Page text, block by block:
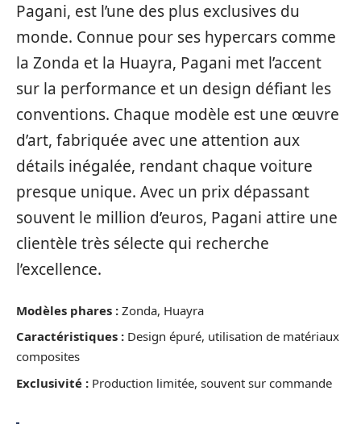
Pagani, est l’une des plus exclusives du
monde. Connue pour ses hypercars comme
la Zonda et la Huayra, Pagani met l’accent
sur la performance et un design défiant les
conventions. Chaque modèle est une œuvre
d’art, fabriquée avec une attention aux
détails inégalée, rendant chaque voiture
presque unique. Avec un prix dépassant
souvent le million d’euros, Pagani attire une
clientèle très sélecte qui recherche
l’excellence.
Modèles phares : Zonda, Huayra
Caractéristiques : Design épuré, utilisation de matériaux
composites
Exclusivité : Production limitée, souvent sur commande